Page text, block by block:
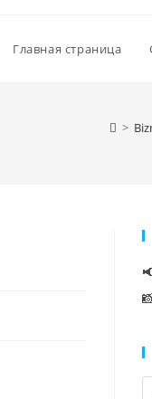
Главная страница
>